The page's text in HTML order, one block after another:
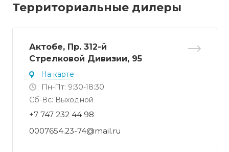
Территориальные дилеры
Актобе, Пр. 312-й
Стрелковой Дивизии, 95
На карте
Пн-Пт: 9:30-18:30
Cб-Вс: Выходной
+7 747 232 44 98
0007654.23-74@mail.ru